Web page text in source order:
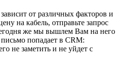
от различных факторов и
на кабель, отправьте запрос
же мы вышлем Вам на него
попадает в CRM:
не заметить и не уйдет с